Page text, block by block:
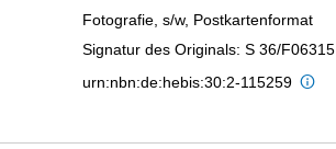
Fotografie, s/w, Postkartenformat
Signatur des Originals: S 36/F06315
urn:nbn:de:hebis:30:2-115259